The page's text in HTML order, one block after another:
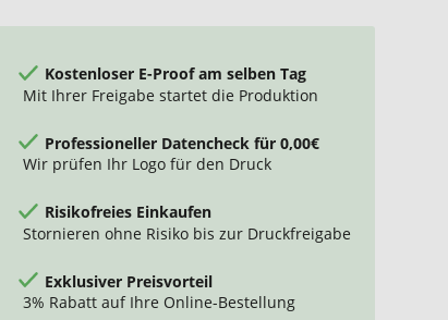
Kostenloser E-Proof am selben Tag
Mit Ihrer Freigabe startet die Produktion
Professioneller Datencheck für 0,00€
Wir prüfen Ihr Logo für den Druck
Risikofreies Einkaufen
Stornieren ohne Risiko bis zur Druckfreigabe
Exklusiver Preisvorteil
3% Rabatt auf Ihre Online-Bestellung